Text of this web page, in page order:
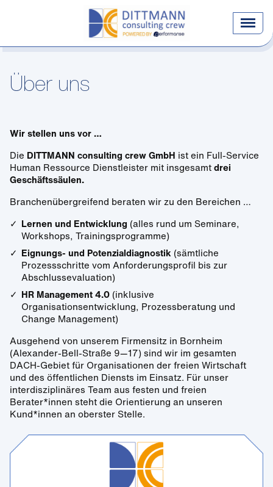
Über uns
Wir stellen uns vor …
Die DITTMANN consulting crew GmbH ist ein Full-Service
Human Ressource Dienstleister mit insgesamtdrei
Geschäftssäulen.
Branchenübergreifend beraten wir zu den Bereichen …
Lernen und Entwicklung (alles rund um Seminare,
Workshops, Trainingsprogramme)
Eignungs- und Potenzialdiagnostik(sämtliche
Prozessschritte vom Anforderungsprofil bis zur
Abschlussevaluation)
HR Management 4.0(inklusive
Organisationsentwicklung, Prozessberatung und
Change Management)
Ausgehend von unserem Firmensitz in Bornheim
(Alexander-Bell-Straße 9—17) sind wir im gesamten
DACH-Gebiet für Organisationen der freien Wirtschaft
und des öffentlichen Diensts im Einsatz. Für unser
interdisziplinäres Team aus festen und freien
Berater*innen steht die Orientierung an unseren
Kund*innen an oberster Stelle.